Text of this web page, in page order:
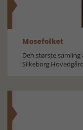
Mosefolket
Den største
Silkeborg